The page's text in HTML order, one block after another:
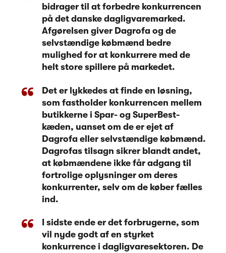
bidrager til at forbedre konkurrencen
på det danske dagligvaremarked.
Afgørelsen giver Dagrofa og de
selvstændige købmænd bedre
mulighed for at konkurrere med de
helt store spillere på markedet.
Det er lykkedes at finde en løsning,
som fastholder konkurrencen mellem
butikkerne i Spar- og SuperBest-
kæden, uanset om de er ejet af
Dagrofa eller selvstændige købmænd.
Dagrofas tilsagn sikrer blandt andet,
at købmændene ikke får adgang til
fortrolige oplysninger om deres
konkurrenter, selv om de køber fælles
ind.
I sidste ende er det forbrugerne, som
vil nyde godt af en styrket
konkurrence i dagligvaresektoren. De